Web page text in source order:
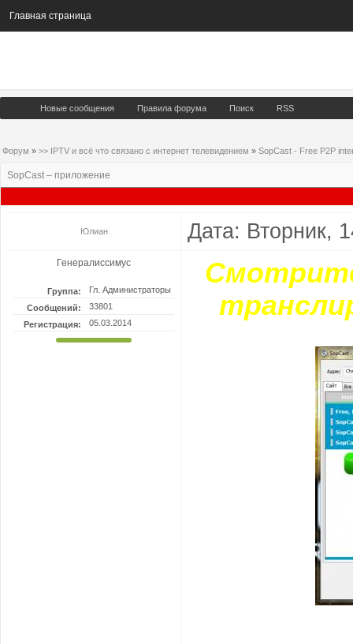
Главная страница
Новые сообщения Правила форума Поиск RSS
Форум » >> IPTV и всё что связано с интернет телевидением » SopCast - Free P2P
SopCast – приложение
Юлиан Дата: Вторник,
Генералиссимус
Группа:
Гл. Администраторы
Сообщений:
33801
Регистрация:
05.03.2014